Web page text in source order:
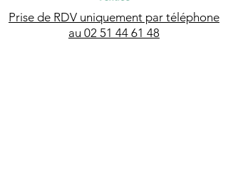
Prise de RDV uniquement par téléphone
au 02 51 44 61 48